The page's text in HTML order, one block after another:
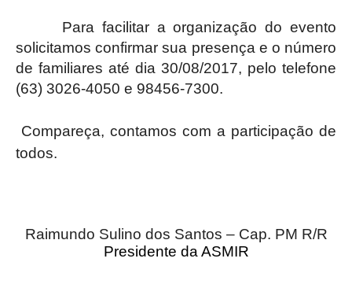
Para facilitar a organização do evento
solicitamos confirmar sua presença e o número
de familiares até dia 30/08/2017, pelo telefone
(63) 3026-4050 e 98456-7300.
Compareça, contamos com a participação de
todos.
Raimundo Sulino dos Santos – Cap. PM R/R
Presidente da ASMIR